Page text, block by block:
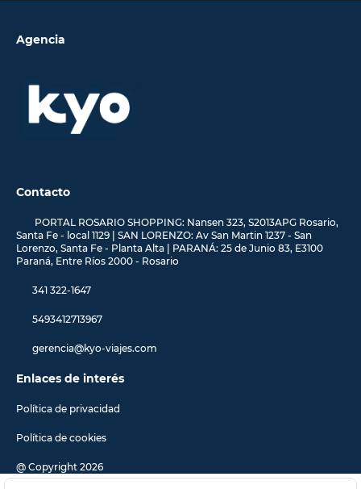
Agencia
Contacto
PORTAL ROSARIO SHOPPING: Nansen 323, S2013APG Rosario,
Santa Fe - local 1129 | SAN LORENZO: Av San Martin 1237 - San
Lorenzo, Santa Fe - Planta Alta | PARANÁ: 25 de Junio 83, E3100
Paraná, Entre Ríos 2000 - Rosario
341 322-1647
5493412713967
gerencia@kyo-viajes.com
Enlaces de interés
Política de privacidad
Política de cookies
@ Copyright 2026